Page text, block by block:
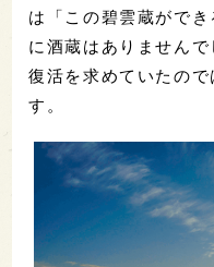
は「この碧雲蔵がで
に酒蔵はありません
復活を求めていたの
す。